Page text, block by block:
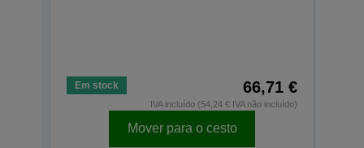
Em stock 66,71 €
IVA incluído (54,24 € IVA não incluído)
Mover para o cesto